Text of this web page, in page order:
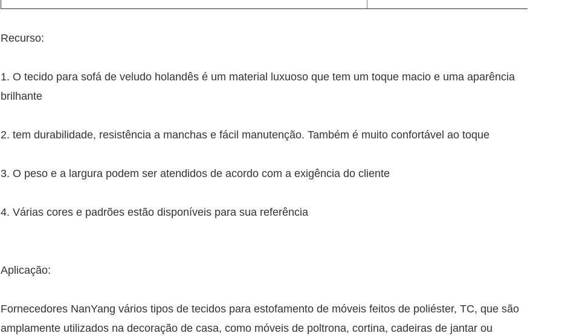
Recurso:
1. O tecido para sofá de veludo holandês é um material luxuoso que tem um toque macio e uma aparência
brilhante
2. tem durabilidade, resistência a manchas e fácil manutenção. Também é muito confortável ao toque
3. O peso e a largura podem ser atendidos de acordo com a exigência do cliente
4. Várias cores e padrões estão disponíveis para sua referência
Aplicação:
Fornecedores NanYang vários tipos de tecidos para estofamento de móveis feitos de poliéster, TC, que são
amplamente utilizados na decoração de casa, como móveis de poltrona, cortina, cadeiras de jantar ou